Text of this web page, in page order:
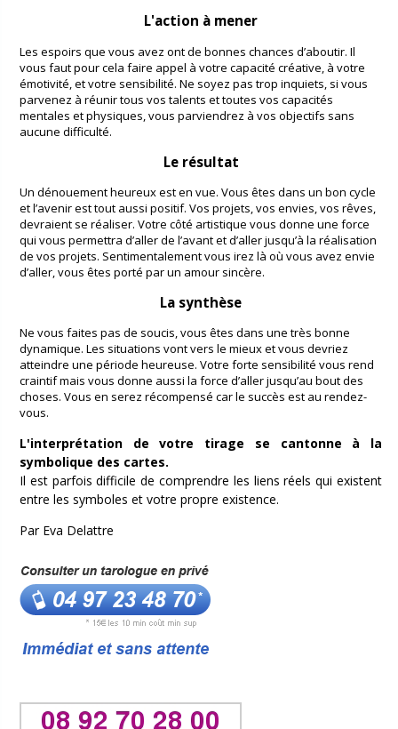
L'action à mener
Les espoirs que vous avez ont de bonnes chances d’aboutir. Il
vous faut pour cela faire appel à votre capacité créative, à votre
émotivité, et votre sensibilité. Ne soyez pas trop inquiets, si vous
parvenez à réunir tous vos talents et toutes vos capacités
mentales et physiques, vous parviendrez à vos objectifs sans
aucune difficulté.
Le résultat
Un dénouement heureux est en vue. Vous êtes dans un bon cycle
et l’avenir est tout aussi positif. Vos projets, vos envies, vos rêves,
devraient se réaliser. Votre côté artistique vous donne une force
qui vous permettra d’aller de l’avant et d’aller jusqu’à la réalisation
de vos projets. Sentimentalement vous irez là où vous avez envie
d’aller, vous êtes porté par un amour sincère.
La synthèse
Ne vous faites pas de soucis, vous êtes dans une très bonne
dynamique. Les situations vont vers le mieux et vous devriez
atteindre une période heureuse. Votre forte sensibilité vous rend
craintif mais vous donne aussi la force d’aller jusqu’au bout des
choses. Vous en serez récompensé car le succès est au rendez-
vous.
L'interprétation de votre tirage se cantonne à la
symbolique des cartes.
Il est parfois difficile de comprendre les liens réels qui existent
entre les symboles et votre propre existence.
Par Eva Delattre